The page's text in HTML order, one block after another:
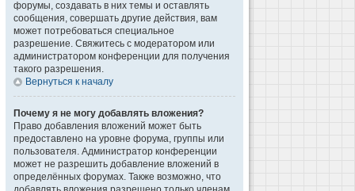
форумы, создавать в них темы и оставлять
сообщения, совершать другие действия, вам
может потребоваться специальное
разрешение. Свяжитесь с модератором или
администратором конференции для получения
такого разрешения.
Вернуться к началу
Почему я не могу добавлять вложения?
Право добавления вложений может быть
предоставлено на уровне форума, группы или
пользователя. Администратор конференции
может не разрешить добавление вложений в
определённых форумах. Также возможно, что